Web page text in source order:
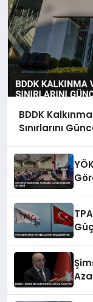
BDDK
Sınırlarını